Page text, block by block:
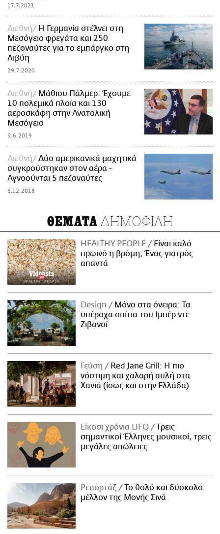
17.7.2021
Διεθνή
Η Γερμανία στέλνει στη
Μεσόγειο φρεγάτα και 250
πεζοναύτες για το εμπάργκο στη
Λιβύη
29.7.2020
Διεθνή
Μάθιου Πάλμερ: Έχουμε
10 πολεμικά πλοία και 130
αεροσκάφη στην Ανατολική
Μεσόγειο
9.6.2019
Διεθνή
Δύο αμερικανικά μαχητικά
συγκρούστηκαν στον αέρα -
Αγνοούνται 5 πεζοναύτες
6.12.2018
ΘΕΜΑΤΑ ΔΗΜΟΦΙΛΗ
HEALTHY PEOPLE
Είναι καλό
πρωινό η βρόμη; Ένας γιατρός
απαντά
Design
Μόνο στα όνειρα: Τα
υπέροχα σπίτια του Ιμπέρ ντε
Ζιβανσί
Γεύση
Red Jane Grill: Η πιο
νόστιμη και χαλαρή αυλή στα
Χανιά (ίσως και στην Ελλάδα)
Είκοσι χρόνια LIFO
Tρεις
σημαντικοί Έλληνες μουσικοί, τρεις
μεγάλες απώλειες
Ρεπορτάζ
Το θολό και δύσκολο
μέλλον της Μονής Σινά